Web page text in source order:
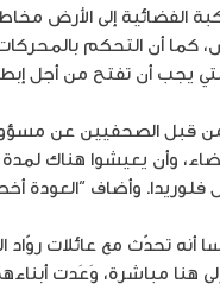
إلى الأرض
كما أن التحكم
يجب أن تفتح من أجل
الصحفيين عن
وأضاف “العودة
تحدّث مع عائلات روّاد
هنا مباشرة، وَعَدت